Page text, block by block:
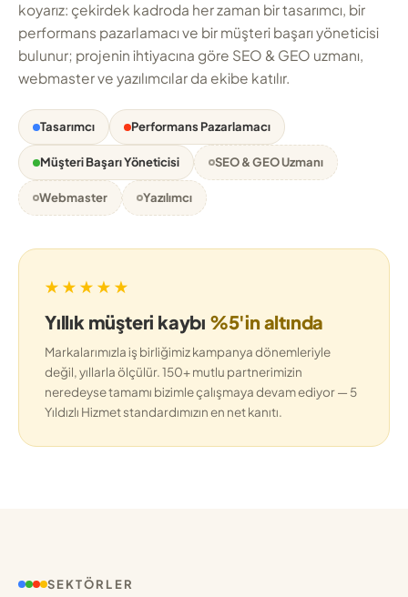
koyarız: çekirdek kadroda her zaman bir tasarımcı, bir
performans pazarlamacı ve bir müşteri başarı yöneticisi
bulunur; projenin ihtiyacına göre SEO & GEO uzmanı,
webmaster ve yazılımcılar da ekibe katılır.
Tasarımcı Performans Pazarlamacı
Müşteri Başarı Yöneticisi SEO & GEO Uzmanı
Webmaster Yazılımcı
★★★★★
Yıllık müşteri kaybı %5'in altında
Markalarımızla iş birliğimiz kampanya dönemleriyle
değil, yıllarla ölçülür. 150+ mutlu partnerimizin
neredeyse tamamı bizimle çalışmaya devam ediyor — 5
Yıldızlı Hizmet standardımızın en net kanıtı.
SEKTÖRLER